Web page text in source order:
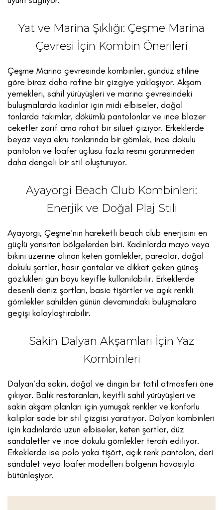
Yat ve Marina Şıklığı: Çeşme Marina
Çevresi İçin Kombin Önerileri
Çeşme Marina çevresinde kombinler, gündüz stiline
göre biraz daha rafine bir çizgiye yaklaşıyor. Akşam
yemekleri, sahil yürüyüşleri ve marina çevresindeki
buluşmalarda kadınlar için midi elbiseler, doğal
tonlarda takımlar, dökümlü pantolonlar ve ince blazer
ceketler zarif ama rahat bir silüet çiziyor. Erkeklerde
beyaz veya ekru tonlarında bir gömlek, ince dokulu
pantolon ve loafer üçlüsü fazla resmi görünmeden
daha dengeli bir stil oluşturuyor.
Ayayorgi Beach Club Kombinleri:
Enerjik ve Doğal Plaj Stili
Ayayorgi, Çeşme’nin hareketli beach club enerjisini en
güçlü yansıtan bölgelerden biri. Kadınlarda mayo veya
bikini üzerine alınan keten gömlekler, pareolar, doğal
dokulu şortlar, hasır çantalar ve dikkat çeken güneş
gözlükleri gün boyu keyifle kullanılabilir. Erkeklerde
desenli deniz şortları, basic tişörtler ve açık renkli
gömlekler sahilden günün devamındaki buluşmalara
geçişi kolaylaştırabilir.
Sakin Dalyan Akşamları İçin Yaz
Kombinleri
Dalyan’da sakin, doğal ve dingin bir tatil atmosferi öne
çıkıyor. Balık restoranları, keyifli sahil yürüyüşleri ve
sakin akşam planları için yumuşak renkler ve konforlu
kalıplar sade bir stil çizgisi yaratıyor. Dalyan kombinleri
için kadınlarda uzun elbiseler, keten şortlar, düz
sandaletler ve ince dokulu gömlekler tercih ediliyor.
Erkeklerde ise polo yaka tişört, açık renk pantolon, deri
sandalet veya loafer modelleri bölgenin havasıyla
bütünleşiyor.